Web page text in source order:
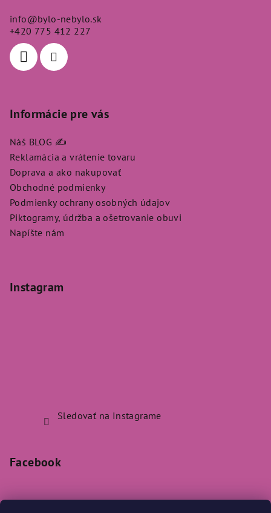
info@bylo-nebylo.sk
+420 775 412 227
Informácie pre vás
Náš BLOG ✍️
Reklamácia a vrátenie tovaru
Doprava a ako nakupovať
Obchodné podmienky
Podmienky ochrany osobných údajov
Piktogramy, údržba a ošetrovanie obuvi
Napíšte nám
Instagram
Sledovať na Instagrame
Facebook